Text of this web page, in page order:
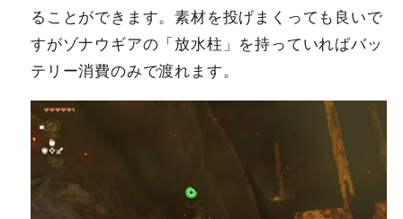
ることができます。素材を投げまくっても良いで
すがゾナウギアの「放水柱」を持っていればバッ
テリー消費のみで渡れます。